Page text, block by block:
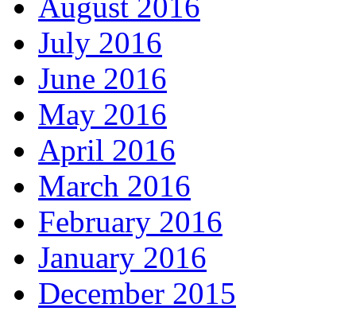
July 2016
June 2016
May 2016
April 2016
March 2016
February 2016
January 2016
December 2015